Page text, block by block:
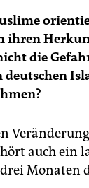
ihren
die
deutschen
auch ein
Monaten